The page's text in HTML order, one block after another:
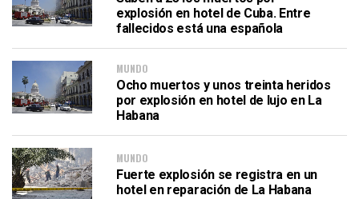
explosión en hotel de Cuba. Entre
fallecidos está una española
MUNDO
Ocho muertos y unos treinta heridos
por explosión en hotel de lujo en La
Habana
MUNDO
Fuerte explosión se registra en un
hotel en reparación de La Habana